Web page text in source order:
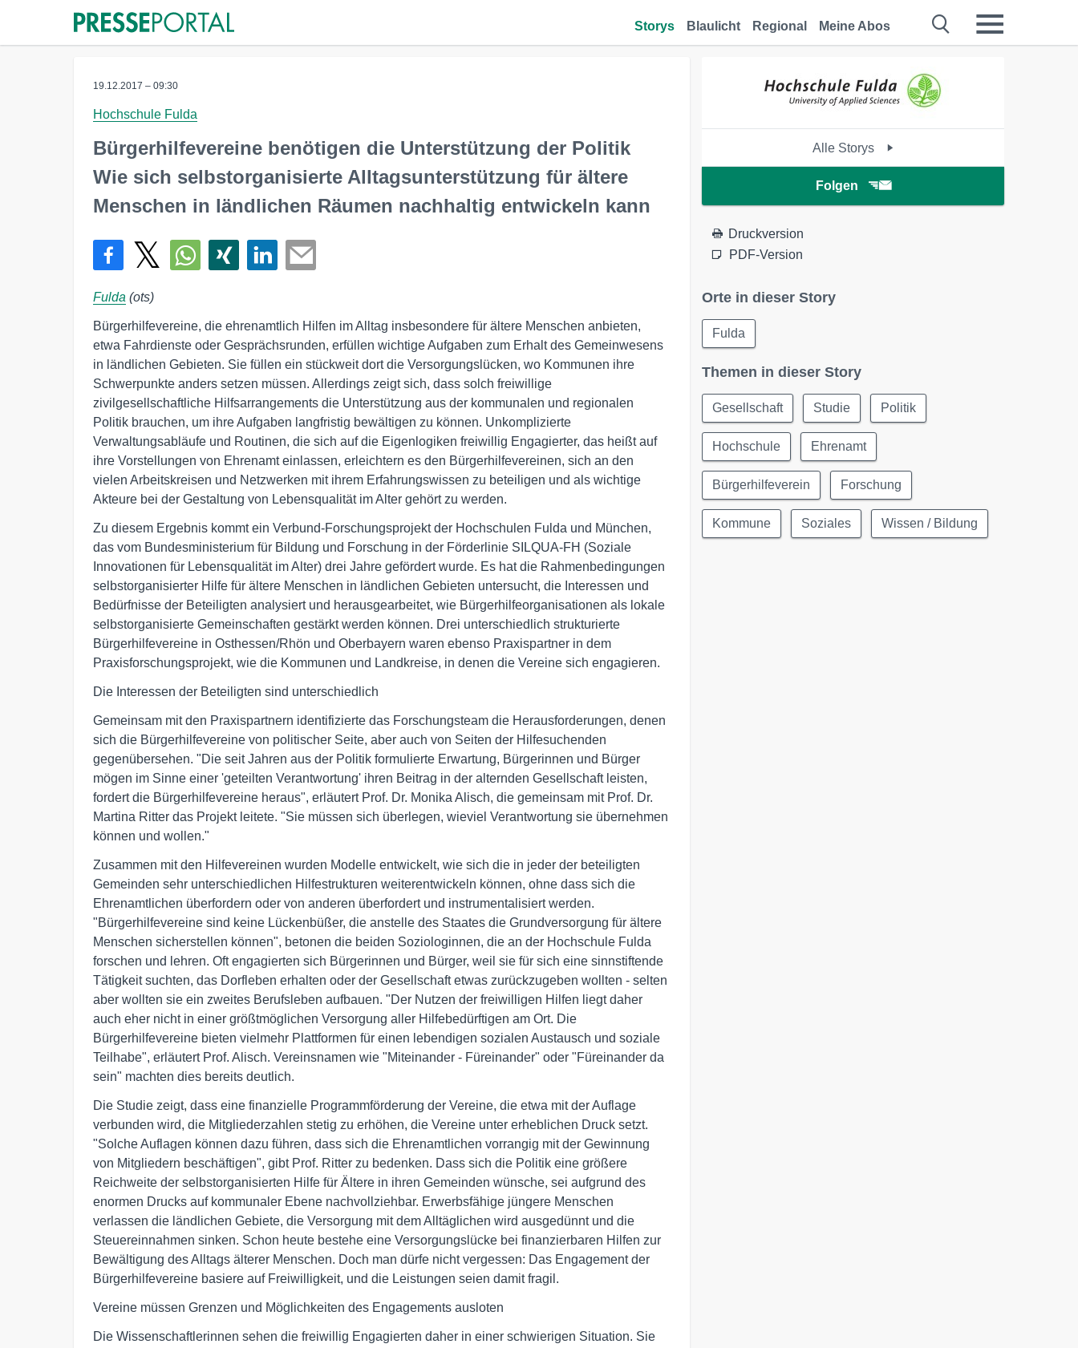
Storys Blaulicht Regional Meine Abos
19.12.2017 – 09:30
Hochschule Fulda
Bürgerhilfevereine benötigen die Unterstützung der Politik
Wie sich selbstorganisierte Alltagsunterstützung für ältere
Menschen in ländlichen Räumen nachhaltig entwickeln kann
Fulda (ots)
Bürgerhilfevereine, die ehrenamtlich Hilfen im Alltag insbesondere für ältere Menschen anbieten,
etwa Fahrdienste oder Gesprächsrunden, erfüllen wichtige Aufgaben zum Erhalt des Gemeinwesens
in ländlichen Gebieten. Sie füllen ein stückweit dort die Versorgungslücken, wo Kommunen ihre
Schwerpunkte anders setzen müssen. Allerdings zeigt sich, dass solch freiwillige
zivilgesellschaftliche Hilfsarrangements die Unterstützung aus der kommunalen und regionalen
Politik brauchen, um ihre Aufgaben langfristig bewältigen zu können. Unkomplizierte
Verwaltungsabläufe und Routinen, die sich auf die Eigenlogiken freiwillig Engagierter, das heißt auf
ihre Vorstellungen von Ehrenamt einlassen, erleichtern es den Bürgerhilfevereinen, sich an den
vielen Arbeitskreisen und Netzwerken mit ihrem Erfahrungswissen zu beteiligen und als wichtige
Akteure bei der Gestaltung von Lebensqualität im Alter gehört zu werden.
Zu diesem Ergebnis kommt ein Verbund-Forschungsprojekt der Hochschulen Fulda und München,
das vom Bundesministerium für Bildung und Forschung in der Förderlinie SILQUA-FH (Soziale
Innovationen für Lebensqualität im Alter) drei Jahre gefördert wurde. Es hat die Rahmenbedingungen
selbstorganisierter Hilfe für ältere Menschen in ländlichen Gebieten untersucht, die Interessen und
Bedürfnisse der Beteiligten analysiert und herausgearbeitet, wie Bürgerhilfeorganisationen als lokale
selbstorganisierte Gemeinschaften gestärkt werden können. Drei unterschiedlich strukturierte
Bürgerhilfevereine in Osthessen/Rhön und Oberbayern waren ebenso Praxispartner in dem
Praxisforschungsprojekt, wie die Kommunen und Landkreise, in denen die Vereine sich engagieren.
Die Interessen der Beteiligten sind unterschiedlich
Gemeinsam mit den Praxispartnern identifizierte das Forschungsteam die Herausforderungen, denen
sich die Bürgerhilfevereine von politischer Seite, aber auch von Seiten der Hilfesuchenden
gegenübersehen. "Die seit Jahren aus der Politik formulierte Erwartung, Bürgerinnen und Bürger
mögen im Sinne einer 'geteilten Verantwortung' ihren Beitrag in der alternden Gesellschaft leisten,
fordert die Bürgerhilfevereine heraus", erläutert Prof. Dr. Monika Alisch, die gemeinsam mit Prof. Dr.
Martina Ritter das Projekt leitete. "Sie müssen sich überlegen, wieviel Verantwortung sie übernehmen
können und wollen."
Zusammen mit den Hilfevereinen wurden Modelle entwickelt, wie sich die in jeder der beteiligten
Gemeinden sehr unterschiedlichen Hilfestrukturen weiterentwickeln können, ohne dass sich die
Ehrenamtlichen überfordern oder von anderen überfordert und instrumentalisiert werden.
"Bürgerhilfevereine sind keine Lückenbüßer, die anstelle des Staates die Grundversorgung für ältere
Menschen sicherstellen können", betonen die beiden Soziologinnen, die an der Hochschule Fulda
forschen und lehren. Oft engagierten sich Bürgerinnen und Bürger, weil sie für sich eine sinnstiftende
Tätigkeit suchten, das Dorfleben erhalten oder der Gesellschaft etwas zurückzugeben wollten - selten
aber wollten sie ein zweites Berufsleben aufbauen. "Der Nutzen der freiwilligen Hilfen liegt daher
auch eher nicht in einer größtmöglichen Versorgung aller Hilfebedürftigen am Ort. Die
Bürgerhilfevereine bieten vielmehr Plattformen für einen lebendigen sozialen Austausch und soziale
Teilhabe", erläutert Prof. Alisch. Vereinsnamen wie "Miteinander - Füreinander" oder "Füreinander da
sein" machten dies bereits deutlich.
Die Studie zeigt, dass eine finanzielle Programmförderung der Vereine, die etwa mit der Auflage
verbunden wird, die Mitgliederzahlen stetig zu erhöhen, die Vereine unter erheblichen Druck setzt.
"Solche Auflagen können dazu führen, dass sich die Ehrenamtlichen vorrangig mit der Gewinnung
von Mitgliedern beschäftigen", gibt Prof. Ritter zu bedenken. Dass sich die Politik eine größere
Reichweite der selbstorganisierten Hilfe für Ältere in ihren Gemeinden wünsche, sei aufgrund des
enormen Drucks auf kommunaler Ebene nachvollziehbar. Erwerbsfähige jüngere Menschen
verlassen die ländlichen Gebiete, die Versorgung mit dem Alltäglichen wird ausgedünnt und die
Steuereinnahmen sinken. Schon heute bestehe eine Versorgungslücke bei finanzierbaren Hilfen zur
Bewältigung des Alltags älterer Menschen. Doch man dürfe nicht vergessen: Das Engagement der
Bürgerhilfevereine basiere auf Freiwilligkeit, und die Leistungen seien damit fragil.
Vereine müssen Grenzen und Möglichkeiten des Engagements ausloten
Die Wissenschaftlerinnen sehen die freiwillig Engagierten daher in einer schwierigen Situation. Sie
Alle Storys
Folgen
Druckversion
PDF-Version
Orte in dieser Story
Fulda
Themen in dieser Story
Gesellschaft Studie Politik
Hochschule Ehrenamt
Bürgerhilfeverein Forschung
Kommune Soziales Wissen / Bildung